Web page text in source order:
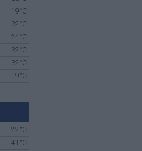
19°C
32°C
24°C
32°C
32°C
19°C
22°C
41°C